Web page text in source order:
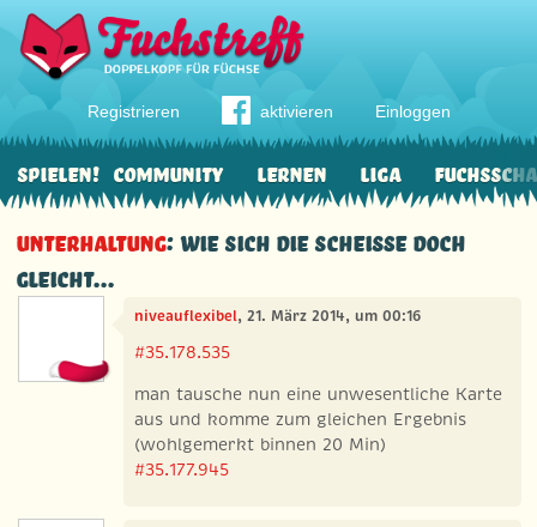
Registrieren aktivieren Einloggen
Community Lernen Liga
Spielen!
Unterhaltung: Wie sich die Scheiße doch
gleicht...
niveauflexibel, 21. März 2014, um 00:16
#35.178.535
man tausche nun eine unwesentliche Karte
aus und komme zum gleichen Ergebnis
(wohlgemerkt binnen 20 Min)
#35.177.945